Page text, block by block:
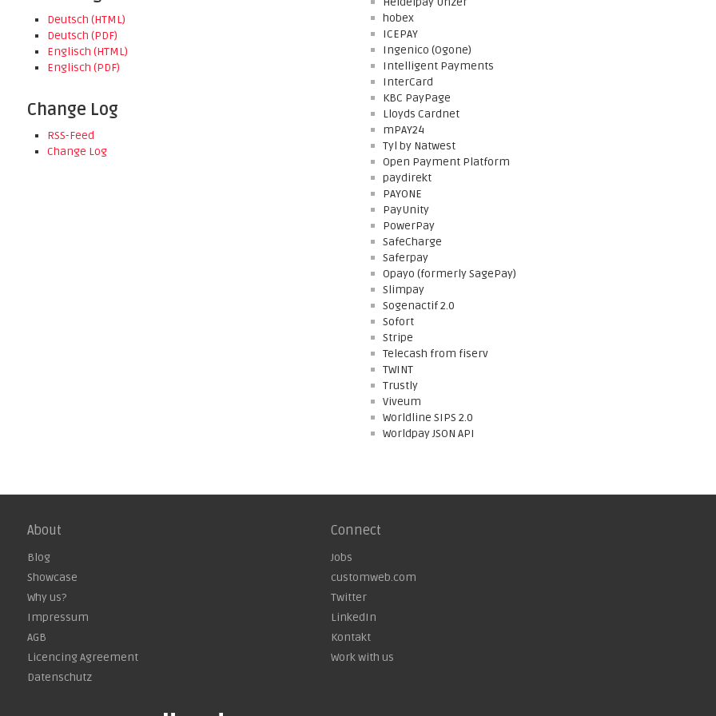
Deutsch (HTML)
Deutsch (PDF)
Englisch (HTML)
Englisch (PDF)
Change Log
RSS-Feed
Change Log
hobex
ICEPAY
Ingenico (Ogone)
Intelligent Payments
InterCard
KBC PayPage
Lloyds Cardnet
mPAY24
Tyl by Natwest
Open Payment Platform
paydirekt
PAYONE
PayUnity
PowerPay
SafeCharge
Saferpay
Opayo (formerly SagePay)
Slimpay
Sogenactif 2.0
Sofort
Stripe
Telecash from fiserv
TWINT
Trustly
Viveum
Worldline SIPS 2.0
Worldpay JSON API
About
Blog
Showcase
Why us?
Impressum
AGB
Licencing Agreement
Datenschutz
Connect
Jobs
customweb.com
Twitter
LinkedIn
Kontakt
Work with us